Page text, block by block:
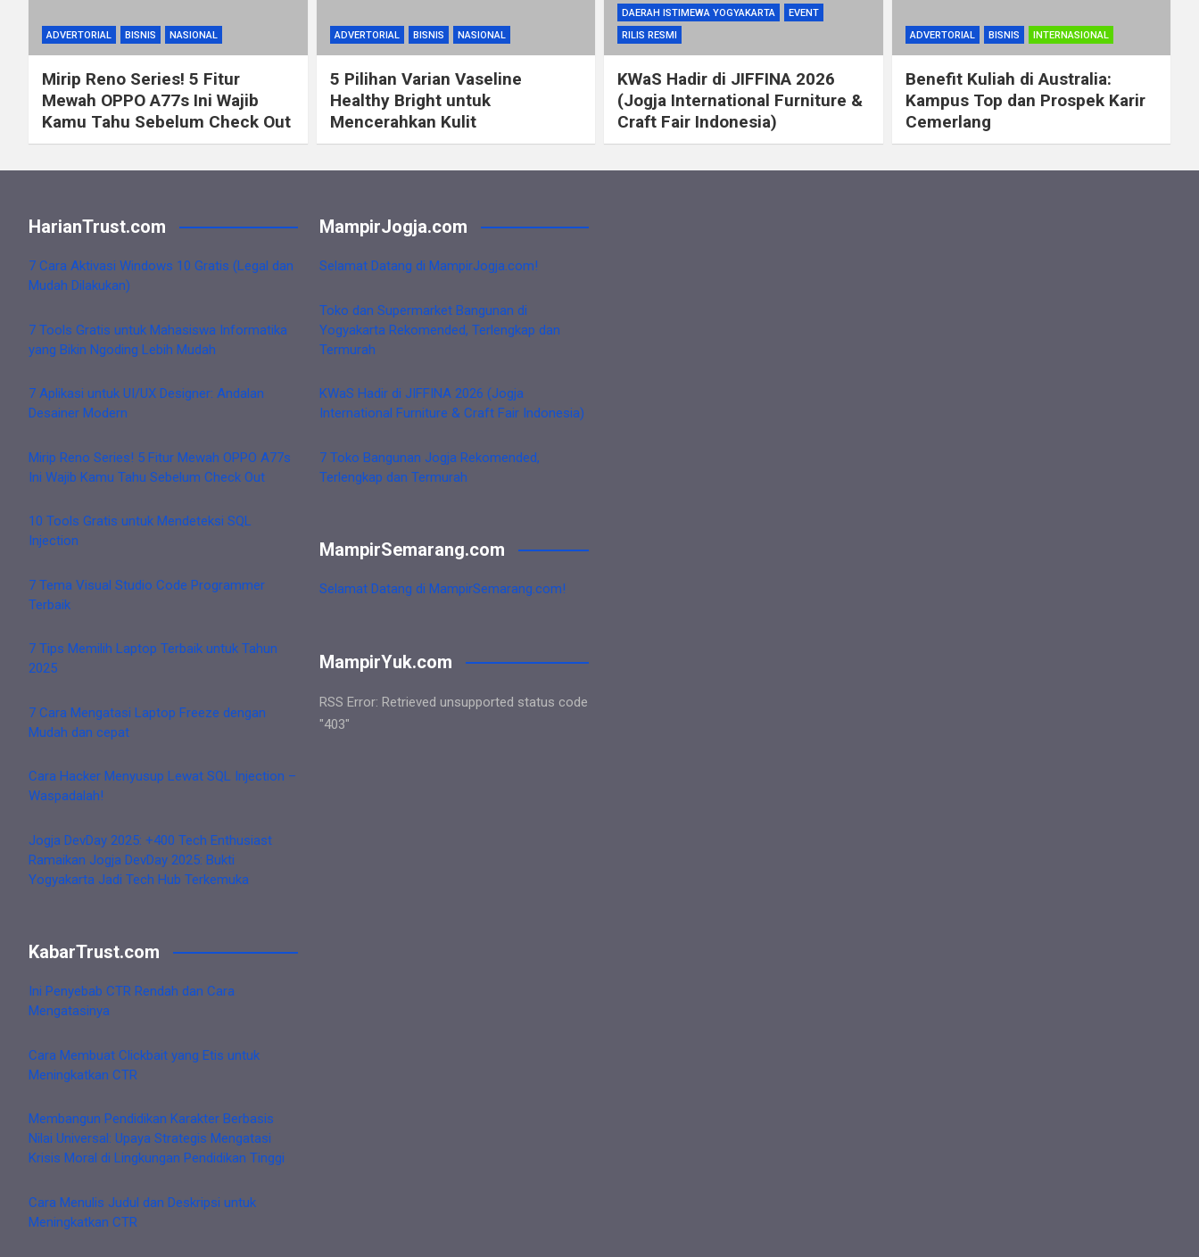
ADVERTORIAL BISNIS NASIONAL
Mirip Reno Series! 5 Fitur
Mewah OPPO A77s Ini Wajib
Kamu Tahu Sebelum Check Out
ADVERTORIAL BISNIS NASIONAL
5 Pilihan Varian Vaseline
Healthy Bright untuk
Mencerahkan Kulit
DAERAH ISTIMEWA YOGYAKARTA
EVENT
RILIS RESMI
KWaS Hadir di JIFFINA 2026
(Jogja International Furniture &
Craft Fair Indonesia)
ADVERTORIAL BISNIS INTERNASIONAL
Benefit Kuliah di Australia:
Kampus Top dan Prospek Karir
Cemerlang
HarianTrust.com
7 Cara Aktivasi Windows 10 Gratis (Legal dan
Mudah Dilakukan)
7 Tools Gratis untuk Mahasiswa Informatika
yang Bikin Ngoding Lebih Mudah
7 Aplikasi untuk UI/UX Designer: Andalan
Desainer Modern
Mirip Reno Series! 5 Fitur Mewah OPPO A77s
Ini Wajib Kamu Tahu Sebelum Check Out
10 Tools Gratis untuk Mendeteksi SQL
Injection
7 Tema Visual Studio Code Programmer
Terbaik
7 Tips Memilih Laptop Terbaik untuk Tahun
2025
7 Cara Mengatasi Laptop Freeze dengan
Mudah dan cepat
Cara Hacker Menyusup Lewat SQL Injection –
Waspadalah!
Jogja DevDay 2025: +400 Tech Enthusiast
Ramaikan Jogja DevDay 2025: Bukti
Yogyakarta Jadi Tech Hub Terkemuka
KabarTrust.com
Ini Penyebab CTR Rendah dan Cara
Mengatasinya
Cara Membuat Clickbait yang Etis untuk
Meningkatkan CTR
Membangun Pendidikan Karakter Berbasis
Nilai Universal: Upaya Strategis Mengatasi
Krisis Moral di Lingkungan Pendidikan Tinggi
Cara Menulis Judul dan Deskripsi untuk
Meningkatkan CTR
MampirJogja.com
Selamat Datang di MampirJogja.com!
Toko dan Supermarket Bangunan di
Yogyakarta Rekomended, Terlengkap dan
Termurah
KWaS Hadir di JIFFINA 2026 (Jogja
International Furniture & Craft Fair Indonesia)
7 Toko Bangunan Jogja Rekomended,
Terlengkap dan Termurah
MampirSemarang.com
Selamat Datang di MampirSemarang.com!
MampirYuk.com
RSS Error: Retrieved unsupported status code
"403"